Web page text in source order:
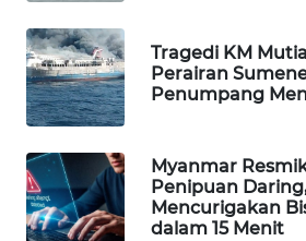
Tragedi KM
Perairan
Penumpang
Myanmar
Penipuan
Mencurigakan
dalam 15 Menit
SPORT
WAHANA
UMKM
WAHANA
SELEB